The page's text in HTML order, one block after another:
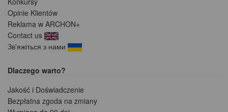
Opinie Klientów
Reklama w ARCHON+
Contact us
Зв'яжіться з нами
Dlaczego warto?
Jakość i Doświadczenie
Bezpłatna zgoda na zmiany